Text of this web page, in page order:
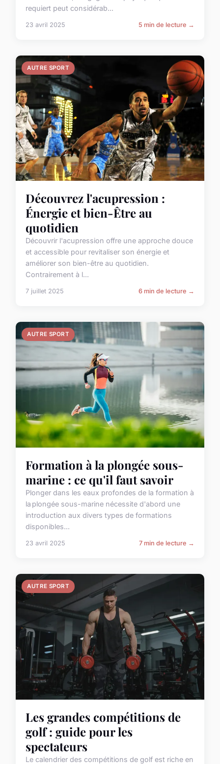
requiert peut considérab...
23 avril 2025 5 min de lecture →
AUTRE SPORT
Découvrez l'acupression :
Énergie et bien-Être au
quotidien
Découvrir l'acupression offre une approche douce
et accessible pour revitaliser son énergie et
améliorer son bien-être au quotidien.
Contrairement à l...
7 juillet 2025 6 min de lecture →
AUTRE SPORT
Formation à la plongée sous-
marine : ce qu'il faut savoir
Plonger dans les eaux profondes de la formation à
la plongée sous-marine nécessite d'abord une
introduction aux divers types de formations
disponibles...
23 avril 2025 7 min de lecture →
AUTRE SPORT
Les grandes compétitions de
golf : guide pour les
spectateurs
Le calendrier des compétitions de golf est riche en